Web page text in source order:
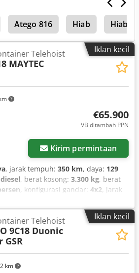
Atego 816 Hiab Hiab 031
Iklan kecil
Telehoist
MAYTEC
€65.900
VB ditambah PPN
Kirim permintaan
, jarak tempuh: 350 km, daya: 129
diesel, berat kosong: 3.300 kg, berat
, konfigurasi gandar: 4x2, jarak
tipe perpindahan gigi:mekanis,
3, panjang total: 6.000 mm
ruang muatan:
, Tahun
EBS (Sistem Rem Elektronik),
kantung udara, kemudi
kopling trailer, kunci diferensial,
Iklan kecil
km
Telehoist
9C18 Duonic